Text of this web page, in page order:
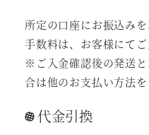
所定の口座にお振込み
手数料は、お客様にてご
※ご入金確認後の発送
合は他のお支払い方法を
代金引換